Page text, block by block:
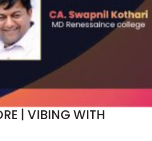
| VIBING WITH